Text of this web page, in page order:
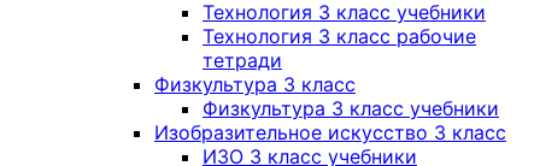
Технология 3 класс учебники
Технология 3 класс рабочие
тетради
Физкультура 3 класс
Физкультура 3 класс учебники
Изобразительное искусство 3 класс
ИЗО 3 класс учебники